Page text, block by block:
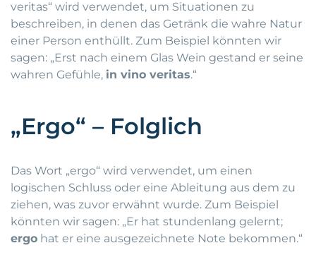
veritas“ wird verwendet, um Situationen zu
beschreiben, in denen das Getränk die wahre Natur
einer Person enthüllt. Zum Beispiel könnten wir
sagen: „Erst nach einem Glas Wein gestand er seine
wahren Gefühle, in vino veritas.“
„Ergo“ – Folglich
Das Wort „ergo“ wird verwendet, um einen
logischen Schluss oder eine Ableitung aus dem zu
ziehen, was zuvor erwähnt wurde. Zum Beispiel
könnten wir sagen: „Er hat stundenlang gelernt;
ergo hat er eine ausgezeichnete Note bekommen.“